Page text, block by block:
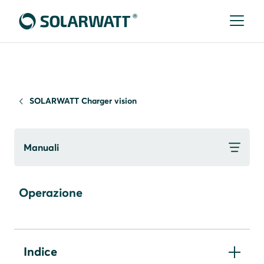
SOLARWATT Charger vision
Manuali
Operazione
Indice